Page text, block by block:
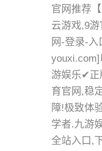
官网推荐
云游戏,9
网-登录-
游娱乐✔正
育官网,稳
障!极致体
学者.九游
全站入口,